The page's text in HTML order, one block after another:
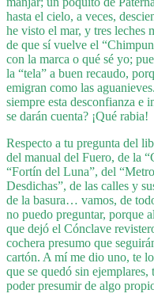
hasta el cielo, a veces,
he visto el mar, y tres leches
de que sí vuelve el
con la marca o qué sé yo;
la “tela” a buen recaudo,
emigran como las
siempre esta desconfianza e
se darán cuenta? ¡Qué rabia!
Respecto a tu pregunta del
del manual del Fuero, de la
“Fortín del Luna”, del
Desdichas”, de las calles y
de la basura… vamos, de
no puedo preguntar, porque
que dejó el Cónclave
cochera presumo que
cartón. A mí me dio uno, te
que se quedó sin
poder presumir de algo